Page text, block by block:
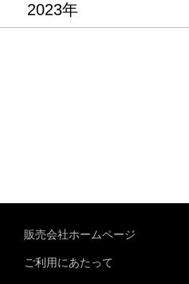
2023年
販売会社ホームページ
ご利用にあたって